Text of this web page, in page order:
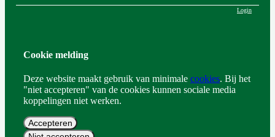
Login
Cookie melding
Deze website maakt gebruik van minimale cookies. Bij het
"niet accepteren" van de cookies kunnen sociale media
koppelingen niet werken.